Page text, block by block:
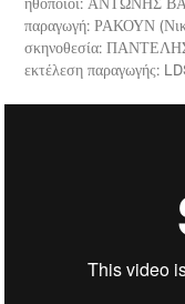
ηθοποιοί: ΑΝΤΩΝΗΣ
παραγωγή: ΡΑΚΟΥΝ
σκηνοθεσία:
εκτέλεση παραγωγής: